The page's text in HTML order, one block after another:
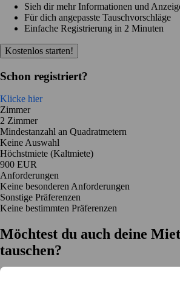
Sieh dir mehr Informationen und
Für dich angepasste Tauschvorschläge
Einfache Registrierung in 2 Minuten
Kostenlos starten!
Schon registriert?
Klicke hier
Zimmer
2 Zimmer
Mindestanzahl an Quadratmetern
Keine Auswahl
Höchstmiete (Kaltmiete)
900 EUR
Anforderungen
Keine besonderen Anforderungen
Sonstige Präferenzen
Keine bestimmten Präferenzen
Möchtest du auch deine
tauschen?